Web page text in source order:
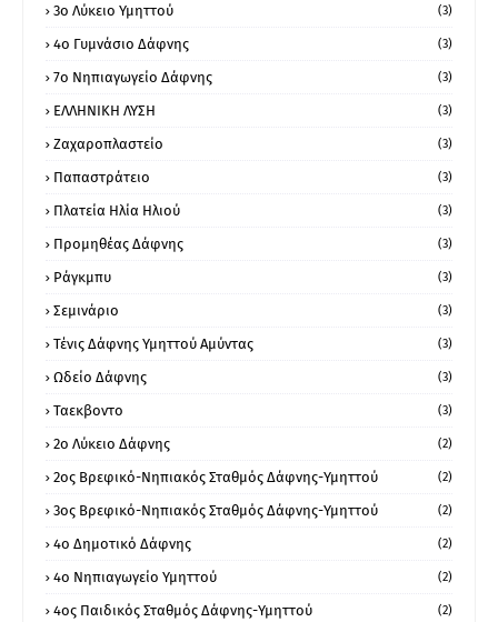
3ο Λύκειο Υμηττού (3)
4ο Γυμνάσιο Δάφνης (3)
7ο Νηπιαγωγείο Δάφνης (3)
ΕΛΛΗΝΙΚΗ ΛΥΣΗ (3)
Ζαχαροπλαστείο (3)
Παπαστράτειο (3)
Πλατεία Ηλία Ηλιού (3)
Προμηθέας Δάφνης (3)
Ράγκμπυ (3)
Σεμινάριο (3)
Τένις Δάφνης Υμηττού Αμύντας (3)
Ωδείο Δάφνης (3)
Ταεκβοντο (3)
2ο Λύκειο Δάφνης (2)
2ος Βρεφικό-Νηπιακός Σταθμός Δάφνης-Υμηττού (2)
3ος Βρεφικό-Νηπιακός Σταθμός Δάφνης-Υμηττού (2)
4ο Δημοτικό Δάφνης (2)
4ο Νηπιαγωγείο Υμηττού (2)
4ος Παιδικός Σταθμός Δάφνης-Υμηττού (2)